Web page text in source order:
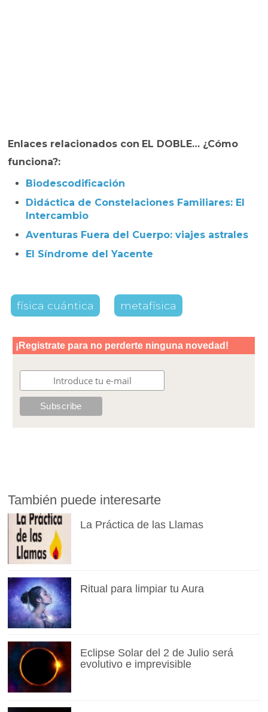
Enlaces relacionados con EL DOBLE… ¿Cómo
funciona?:
Biodescodificación
Didáctica de Constelaciones Familiares: El
Intercambio
Aventuras Fuera del Cuerpo: viajes astrales
El Síndrome del Yacente
física cuántica metafísica
También puede interesarte
La Práctica de las Llamas
Ritual para limpiar tu Aura
Eclipse Solar del 2 de Julio será
evolutivo e imprevisible